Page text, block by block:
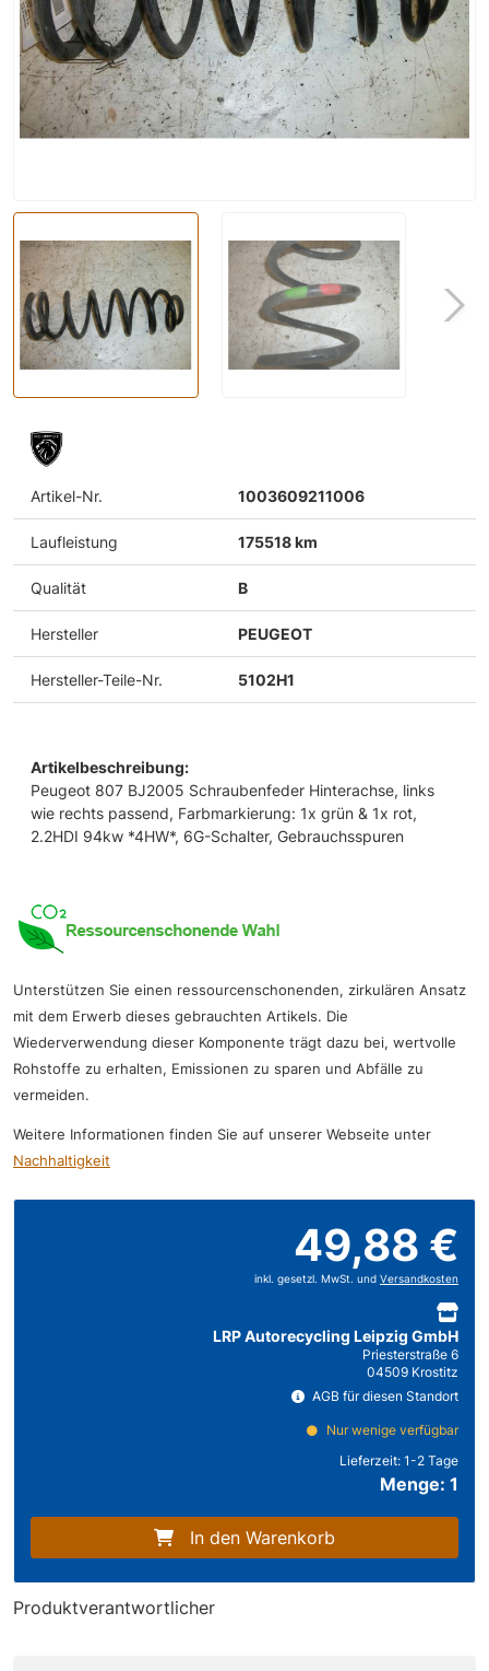
Artikel-Nr. 1003609211006
Laufleistung 175518 km
Qualität B
Hersteller PEUGEOT
Hersteller-Teile-Nr. 5102H1
Artikelbeschreibung:
Peugeot 807 BJ2005 Schraubenfeder Hinterachse, links
wie rechts passend, Farbmarkierung: 1x grün & 1x rot,
2.2HDI 94kw *4HW*, 6G-Schalter, Gebrauchsspuren
Unterstützen Sie einen ressourcenschonenden, zirkulären Ansatz
mit dem Erwerb dieses gebrauchten Artikels. Die
Wiederverwendung dieser Komponente trägt dazu bei, wertvolle
Rohstoffe zu erhalten, Emissionen zu sparen und Abfälle zu
vermeiden.
Weitere Informationen finden Sie auf unserer Webseite unter
Nachhaltigkeit
49,88 €
inkl. gesetzl. MwSt. und Versandkosten
LRP Autorecycling Leipzig GmbH
Priesterstraße 6
04509 Krostitz
AGB für diesen Standort
Nur wenige verfügbar
Lieferzeit: 1-2 Tage
Menge: 1
In den Warenkorb
Produktverantwortlicher